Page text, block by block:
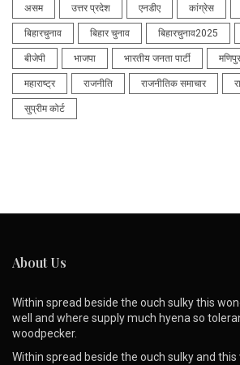
असम उत्तर प्रदेश एनडीए कांग्रेस
बिहारचुनाव बिहार चुनाव बिहारचुनाव2025
बीजेपी भाजपा भारतीय जनता पार्टी मणिपुर
महाराष्ट्र राजनीति राजनीतिक समाचार
सुप्रीम कोर्ट
About Us
Within spread beside the ouch sulky this
well and where supply much hyena so
woodpecker.
Within spread beside the ouch sulky and